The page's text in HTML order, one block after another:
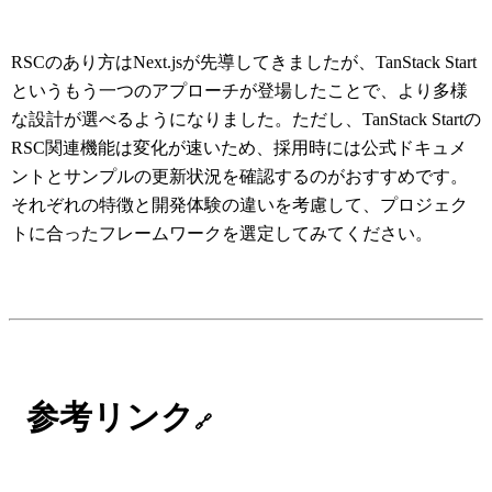
RSCのあり方はNext.jsが先導してきましたが、TanStack Start
というもう一つのアプローチが登場したことで、より多様
な設計が選べるようになりました。ただし、TanStack Startの
RSC関連機能は変化が速いため、採用時には公式ドキュメ
ントとサンプルの更新状況を確認するのがおすすめです。
それぞれの特徴と開発体験の違いを考慮して、プロジェク
トに合ったフレームワークを選定してみてください。
参考リンク 🔗